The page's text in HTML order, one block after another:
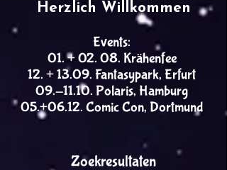
Events:
01. + 02. 08. Krähenfee
12. + 13.09. Fantasypark, Erfurt
09.-11.10. Polaris, Hamburg
05.+06.12. Comic Con, Dortmund
Herzlich Willkommen
Zoekresultaten